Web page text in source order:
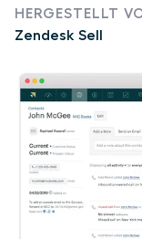
HERGESTELLT
Zendesk Sell